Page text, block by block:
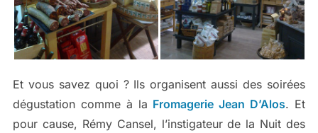
Et vous savez quoi ? Ils organisent aussi des soirées
dégustation comme à la Fromagerie Jean D’Alos. Et
pour cause, Rémy Cansel, l’instigateur de la Nuit des